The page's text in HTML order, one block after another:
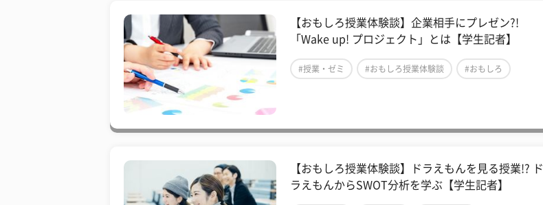
【おもしろ授業体験談】企業相手にプレゼン?!
「Wake up! プロジェクト」とは【学生記者】
#授業・ゼミ #おもしろ授業体験談 #おもしろ
【おもしろ授業体験談】ドラえもんを見る授業!? ド
ラえもんからSWOT分析を学ぶ【学生記者】